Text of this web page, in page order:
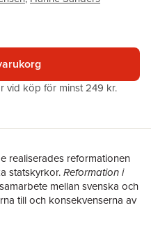
vid köp för minst 249 kr.
realiserades reformationen
statskyrkor.Reformation i
mellan svenska och
till och konsekvenserna av
och dansk